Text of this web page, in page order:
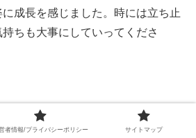
成長を感じました。時には立ち止
ちも大事にしていってくださ
、子ども自身が自分の特性に自信
者情報/プライバシーポリシー サイトマップ